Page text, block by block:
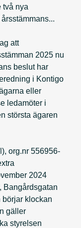
två nya
att
2025 nu
beslut har
i Kontigo
eller
ledamöter i
största ägaren
org.nr 556956-
2024
Bangårdsgatan
klockan
gäller
styrelsen